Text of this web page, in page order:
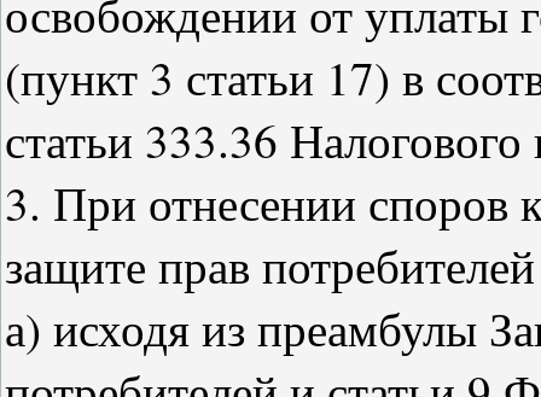
освобождении от уплаты
(пункт 3 статьи 17) в
статьи 333.36
3. При отнесении споров
защите прав
а) исходя из преамбулы